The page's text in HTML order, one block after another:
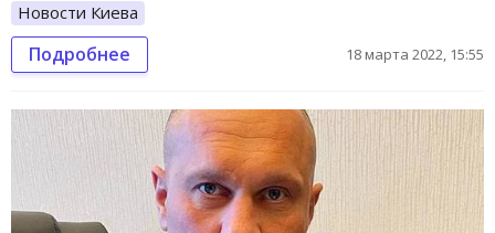
Новости Киева
Подробнее 18 марта 2022, 15:55